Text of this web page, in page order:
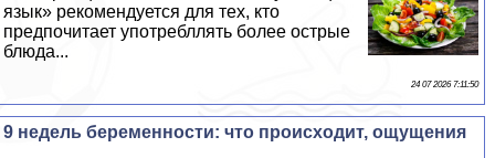
язык» рекомендуется для тех, кто
предпочитает употрeбллять более острые
блюда...
24 07 2026 7:11:50
9 недель беременности: что происходит, ощущения